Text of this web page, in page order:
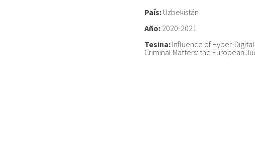
País: Uzbekistán
Año: 2020-2021
Tesina: Influence of Hyper-
Criminal Matters: the European